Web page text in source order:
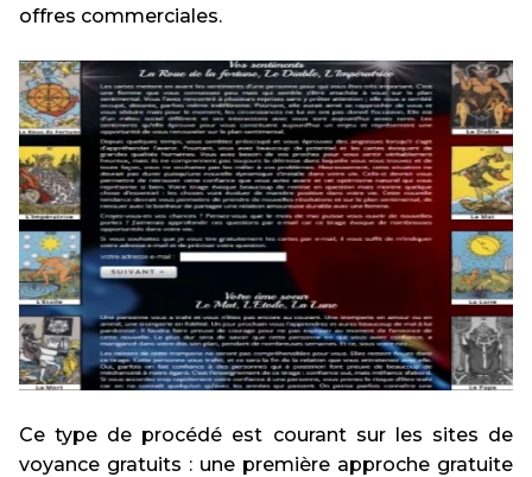
offres commerciales.
Ce type de procédé est courant sur les sites de
voyance gratuits : une première approche gratuite